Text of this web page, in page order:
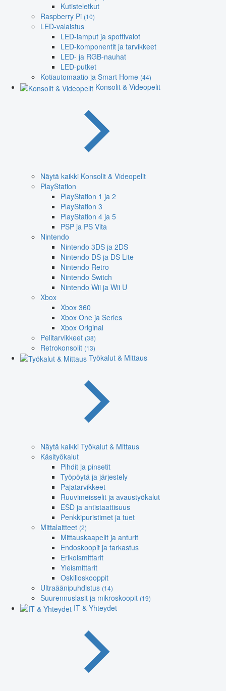
Kutisteletkut
Raspberry Pi (10)
LED-valaistus
LED-lamput ja spottivalot
LED-komponentit ja tarvikkeet
LED- ja RGB-nauhat
LED-putket
Kotiautomaatio ja Smart Home (44)
Konsolit & Videopelit
Näytä kaikki Konsolit & Videopelit
PlayStation
PlayStation 1 ja 2
PlayStation 3
PlayStation 4 ja 5
PSP ja PS Vita
Nintendo
Nintendo 3DS ja 2DS
Nintendo DS ja DS Lite
Nintendo Retro
Nintendo Switch
Nintendo Wii ja Wii U
Xbox
Xbox 360
Xbox One ja Series
Xbox Original
Pelitarvikkeet (38)
Retrokonsolit (13)
Työkalut & Mittaus
Näytä kaikki Työkalut & Mittaus
Käsityökalut
Pihdit ja pinsetit
Työpöytä ja järjestely
Pajatarvikkeet
Ruuvimeisselit ja avaustyökalut
ESD ja antistaattisuus
Penkkipuristimet ja tuet
Mittalaitteet (2)
Mittauskaapelit ja anturit
Endoskoopit ja tarkastus
Erikoismittarit
Yleismittarit
Oskilloskooppit
Ultraäänipuhdistus (14)
Suurennuslasit ja mikroskoopit (19)
IT & Yhteydet